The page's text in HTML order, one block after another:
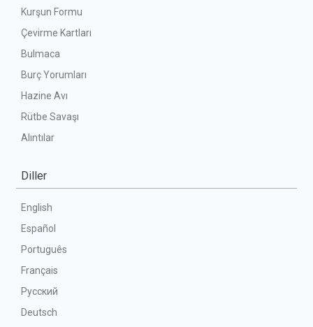
Kurşun Formu
Çevirme Kartları
Bulmaca
Burç Yorumları
Hazine Avı
Rütbe Savaşı
Alıntılar
Diller
English
Español
Português
Français
Русский
Deutsch